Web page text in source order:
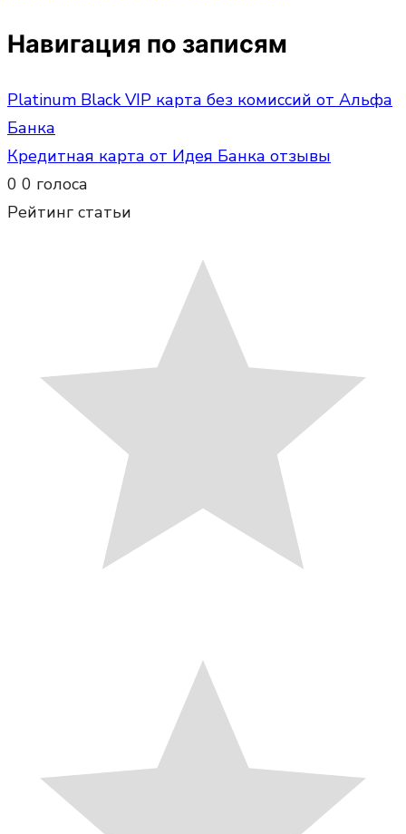
Навигация по записям
Platinum Black VIP карта без комиссий от Альфа
Банка
Кредитная карта от Идея Банка отзывы
0 0 голоса
Рейтинг статьи